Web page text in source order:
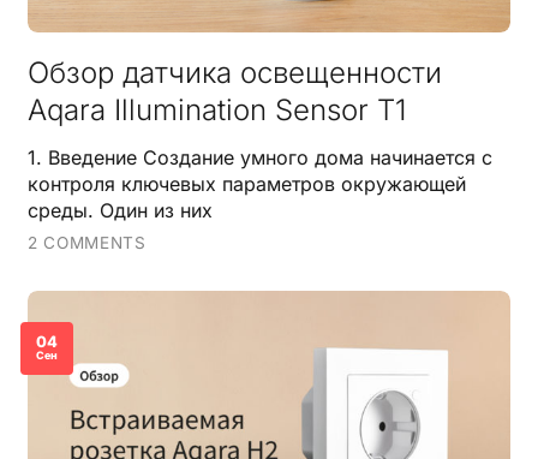
Обзор датчика освещенности
Aqara Illumination Sensor T1
1. Введение Создание умного дома начинается с
контроля ключевых параметров окружающей
среды. Один из них
2 COMMENTS
04
Сен